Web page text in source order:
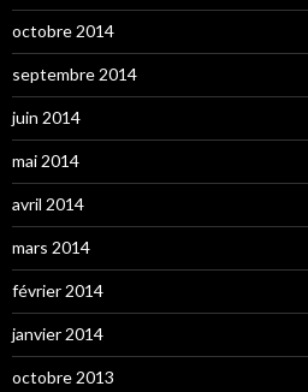
octobre 2014
septembre 2014
juin 2014
mai 2014
avril 2014
mars 2014
février 2014
janvier 2014
octobre 2013